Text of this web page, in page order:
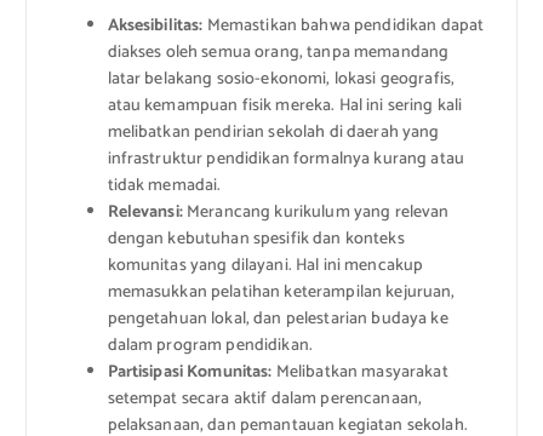
Aksesibilitas: Memastikan bahwa pendidikan dapat
diakses oleh semua orang, tanpa memandang
latar belakang sosio-ekonomi, lokasi geografis,
atau kemampuan fisik mereka. Hal ini sering kali
melibatkan pendirian sekolah di daerah yang
infrastruktur pendidikan formalnya kurang atau
tidak memadai.
Relevansi:Merancang kurikulum yang relevan
dengan kebutuhan spesifik dan konteks
komunitas yang dilayani. Hal ini mencakup
memasukkan pelatihan keterampilan kejuruan,
pengetahuan lokal, dan pelestarian budaya ke
dalam program pendidikan.
Partisipasi Komunitas: Melibatkan masyarakat
setempat secara aktif dalam perencanaan,
pelaksanaan, dan pemantauan kegiatan sekolah.